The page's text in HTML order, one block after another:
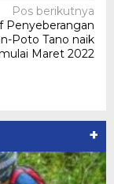
Pos berikutnya
Penyeberangan
Poto Tano naik
Maret 2022
+